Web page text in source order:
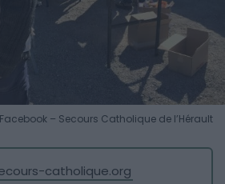
– Secours Catholique de l’Hérault
catholique.org